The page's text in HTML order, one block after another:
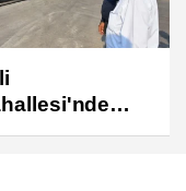
ŞİMŞEK